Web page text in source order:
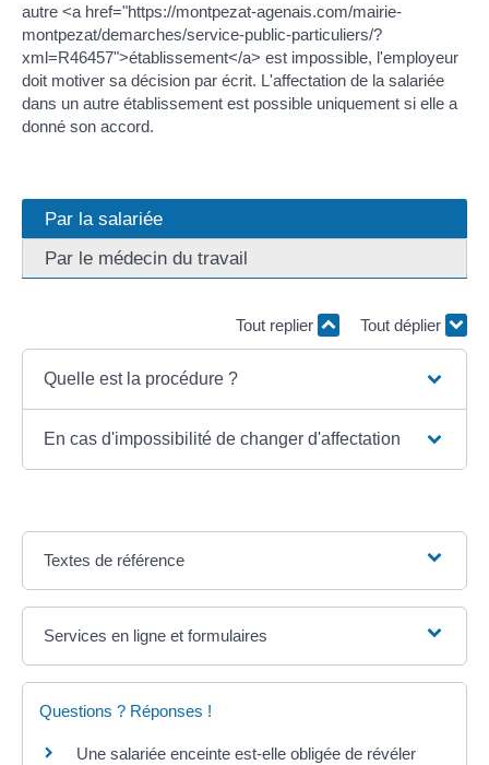
autre <a href="https://montpezat-agenais.com/mairie-
montpezat/demarches/service-public-particuliers/?
xml=R46457">établissement</a> est impossible, l'employeur
doit motiver sa décision par écrit. L'affectation de la salariée
dans un autre établissement est possible uniquement si elle a
donné son accord.
Par la salariée
Par le médecin du travail
Tout replier Tout déplier
Quelle est la procédure ?
En cas d'impossibilité de changer d'affectation
Textes de référence
Services en ligne et formulaires
Questions ? Réponses !
Une salariée enceinte est-elle obligée de révéler